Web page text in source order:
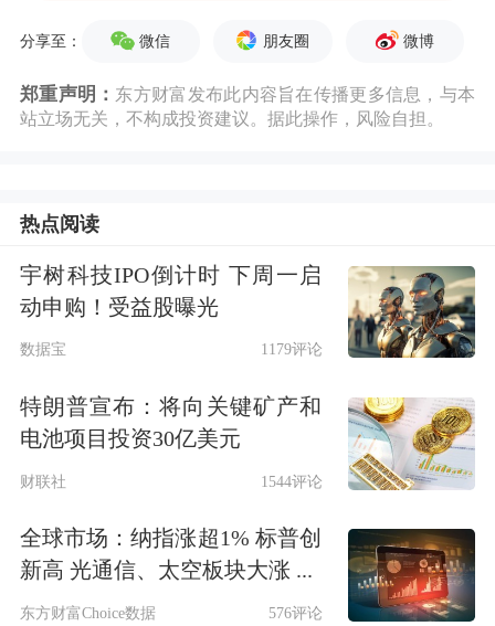
策组合拳来活跃资本市场及提振投资者
信心。这其中就包括降低印花税征收比
率、规范股东减持行为、降低融资保证
略投资者限售股出借等举措。但总体来
看，这些措施出台，对于活跃资本市场
影响有限，A股指数自7月24日以来表
现为下跌态势。所以，“活跃资本市
场”依然是A股市场的重要任务，这也是
中央金融工作会议重申“活跃资本市
场”的原因所在。证监会作为A股的直接
管理者，当然还需要为活跃资本市场做
进一步努力，也即继续研究论证尚未推
分享至： 微信 朋友圈 微博
郑重声明： 东方财富发布此内容旨在传播更多信息，与本
站立场无关，不构成投资建议。据此操作，风险自担。
热点阅读
宇树科技IPO倒计时 下周一启
动申购！受益股曝光
数据宝 1179评论
特朗普宣布：将向关键矿产和
电池项目投资30亿美元
财联社 1544评论
全球市场：纳指涨超1% 标普创
新高 光通信、太空板块大涨 ...
东方财富Choice数据 576评论